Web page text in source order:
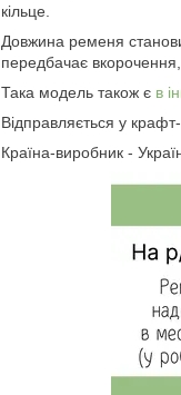
кільце.
Довжина ременя
передбачає
Така модель також є в
Відправляється у крафт-
Країна-виробник -